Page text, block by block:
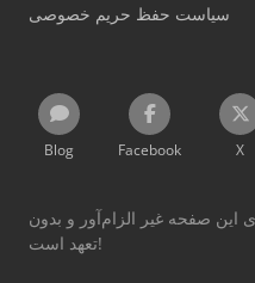
سیاست حفظ حریم خصوصی
Blog Facebook X
این صفحه غیر الزام‌آور و بدون
تعهد است!